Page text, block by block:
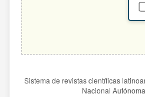
Sistema de revistas científicas
Nacional